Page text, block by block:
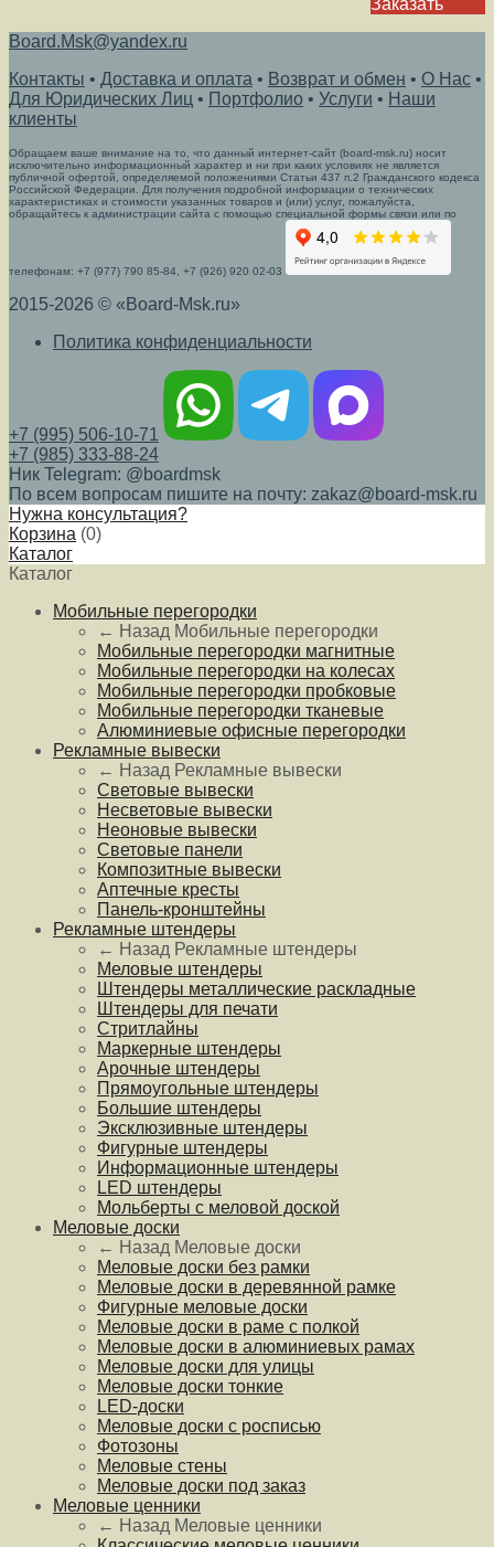
Заказать
Board.Msk@yandex.ru
Контакты • Доставка и оплата • Возврат и обмен • О Нас •
Для Юридических Лиц • Портфолио • Услуги • Наши
клиенты
Обращаем ваше внимание на то, что данный интернет-сайт (board-msk.ru) носит
исключительно информационный характер и ни при каких условиях не является
публичной офертой, определяемой положениями Статьи 437 п.2 Гражданского кодекса
Российской Федерации. Для получения подробной информации о технических
характеристиках и стоимости указанных товаров и (или) услуг, пожалуйста,
обращайтесь к администрации сайта с помощью специальной формы связи или по
телефонам: +7 (977) 790 85-84, +7 (926) 920 02-03
2015-2026 © «Board-Msk.ru»
Политика конфиденциальности
+7 (995) 506-10-71
+7 (985) 333-88-24
Ник Telegram: @boardmsk
По всем вопросам пишите на почту: zakaz@board-msk.ru
Нужна консультация?
Корзина (0)
Каталог
Каталог
Мобильные перегородки
← Назад Мобильные перегородки
Мобильные перегородки магнитные
Мобильные перегородки на колесах
Мобильные перегородки пробковые
Мобильные перегородки тканевые
Алюминиевые офисные перегородки
Рекламные вывески
← Назад Рекламные вывески
Световые вывески
Несветовые вывески
Неоновые вывески
Световые панели
Композитные вывески
Аптечные кресты
Панель-кронштейны
Рекламные штендеры
← Назад Рекламные штендеры
Меловые штендеры
Штендеры металлические раскладные
Штендеры для печати
Стритлайны
Маркерные штендеры
Арочные штендеры
Прямоугольные штендеры
Большие штендеры
Эксклюзивные штендеры
Фигурные штендеры
Информационные штендеры
LED штендеры
Мольберты с меловой доской
Меловые доски
← Назад Меловые доски
Меловые доски без рамки
Меловые доски в деревянной рамке
Фигурные меловые доски
Меловые доски в раме с полкой
Меловые доски в алюминиевых рамах
Меловые доски для улицы
Меловые доски тонкие
LED-доски
Меловые доски с росписью
Фотозоны
Меловые стены
Меловые доски под заказ
Меловые ценники
← Назад Меловые ценники